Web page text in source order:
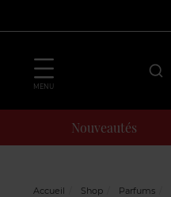
MENU
Nouveautés
Accueil Shop Parfums